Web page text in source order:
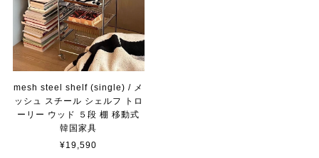
mesh steel shelf (single) / メ
ッシュ スチール シェルフ トロ
ーリー ウッド ５段 棚 移動式
韓国家具
¥19,590